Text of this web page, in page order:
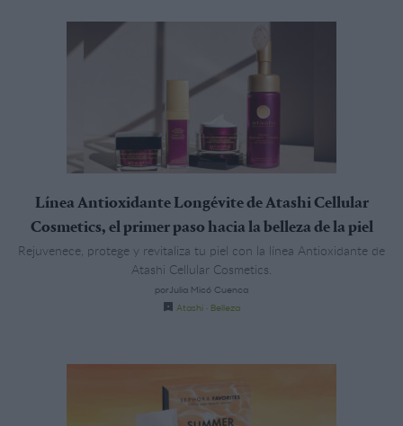
Línea Antioxidante Longévite de Atashi Cellular
Cosmetics, el primer paso hacia la belleza de la piel
Rejuvenece, protege y revitaliza tu piel con la línea Antioxidante de
Atashi Cellular Cosmetics.
porJulia Micó Cuenca
Atashi
Belleza